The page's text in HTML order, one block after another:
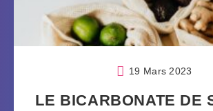
19 Mars 2023
LE BICARBONATE DE